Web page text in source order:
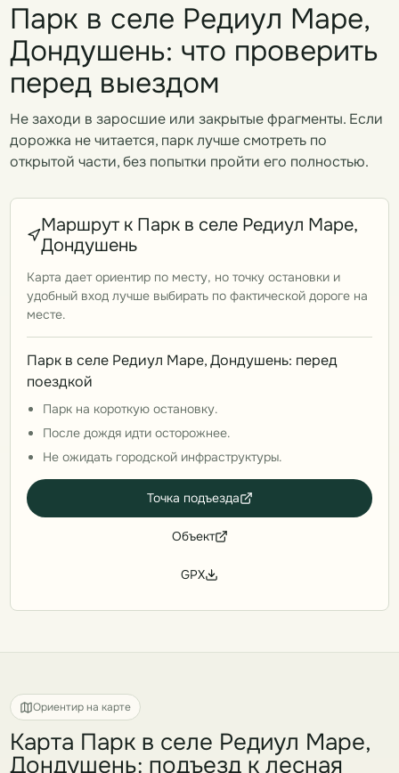
Парк в селе Редиул Маре,
Дондушень: что проверить
перед выездом
Не заходи в заросшие или закрытые фрагменты. Если
дорожка не читается, парк лучше смотреть по
открытой части, без попытки пройти его полностью.
Маршрут к Парк в селе Редиул Маре,
Дондушень
Карта дает ориентир по месту, но точку остановки и
удобный вход лучше выбирать по фактической дороге на
месте.
Парк в селе Редиул Маре, Дондушень: перед
поездкой
Парк на короткую остановку.
После дождя идти осторожнее.
Не ожидать городской инфраструктуры.
Точка подъезда
Объект
GPX
Ориентир на карте
Карта Парк в селе Редиул Маре,
Дондушень: подъезд к лесная